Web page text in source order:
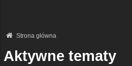
Strona główna
Aktywne tematy